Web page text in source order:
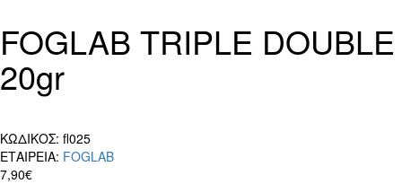
FOGLAB TRIPLE DOUBLE
20gr
ΚΩΔΙΚΟΣ: fl025
ΕΤΑΙΡΕΙΑ: FOGLAB
7,90€